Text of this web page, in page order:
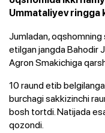
Ummataliyev ringga
Jumladan,
etilgan jangda Bahodir
Agron Smakichiga
10 raund etib
burchagi sakkizinchi
bosh tortdi. Natijada
qozondi.